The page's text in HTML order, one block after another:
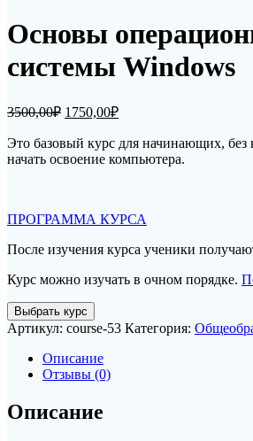
Основы
системы Windows
3500,00₽ Первоначальная
составляла
3500,00₽.
1750,00₽Текущая
1750,00₽.
Это базовый курс для начинающих, без
начать освоение компьютера.
ПРОГРАММА КУРСА
После изучения курса ученики
Курс можно изучать в очном порядке.
Количество
товара
Основы
операционной
системы
Выбрать курс
Артикул: course-53 Категория:
Описание
Отзывы (0)
Описание